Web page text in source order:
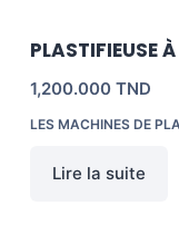
PLASTIFIEUSE
1,200.000 TND
LES MACHINES DE
Lire la suite